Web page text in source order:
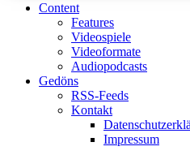
Content
Features
Videospiele
Videoformate
Audiopodcasts
Gedöns
RSS-Feeds
Kontakt
Impressum